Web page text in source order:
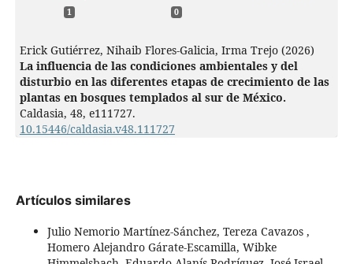
1 0
Erick Gutiérrez, Nihaib Flores-Galicia, Irma Trejo (2026)
La influencia de las condiciones ambientales y del
disturbio en las diferentes etapas de crecimiento de las
plantas en bosques templados al sur de México.
Caldasia, 48, e111727.
10.15446/caldasia.v48.111727
Artículos similares
Julio Nemorio Martínez-Sánchez, Tereza Cavazos ,
Homero Alejandro Gárate-Escamilla, Wibke